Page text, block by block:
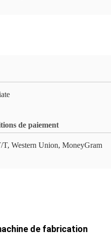
de paiement
Western Union, MoneyGram
de fabrication